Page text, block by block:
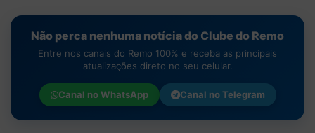
Não perca nenhuma notícia do Clube do Remo
Entre nos canais do Remo 100% e receba as principais
atualizações direto no seu celular.
Canal noWhatsApp Canal noTelegram